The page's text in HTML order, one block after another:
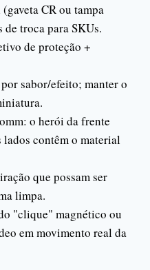
CR ou tampa
troca para SKUs.
de proteção +
sabor/efeito; manter o
o herói da frente
contêm o material
que possam ser
limpa.
"clique" magnético ou
em movimento real da